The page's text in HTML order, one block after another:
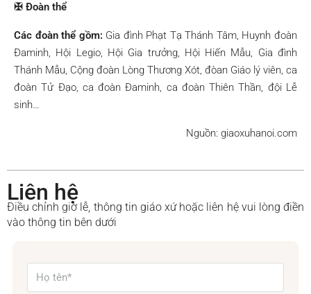
✠ Đoàn thể
Các đoàn thể gồm: Gia đình Phạt Tạ Thánh Tâm, Huynh đoàn
Đaminh, Hội Legio, Hội Gia trưởng, Hội Hiến Mẫu, Gia đình
Thánh Mẫu, Cộng đoàn Lòng Thương Xót, đòan Giáo lý viên, ca
đoàn Tử Đạo, ca đoàn Đaminh, ca đoàn Thiên Thần, đội Lễ
sinh…
Nguồn: giaoxuhanoi.com
Liên hệ
Điều chỉnh giờ lễ, thông tin giáo xứ hoặc liên hệ vui lòng điền
vào thông tin bên dưới